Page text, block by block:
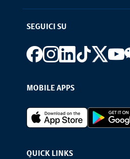
SEGUICI SU
Footer social
MOBILE APPS
Footer Apps
QUICK LINKS